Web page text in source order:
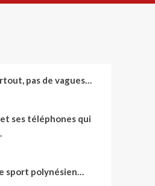
pas de vagues…
et ses téléphones qui
sport polynésien…